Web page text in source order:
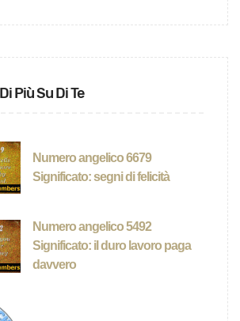
Più Su Di Te
Numero angelico 6679
Significato: segni di felicità
Numero angelico 5492
Significato: il duro lavoro paga
davvero